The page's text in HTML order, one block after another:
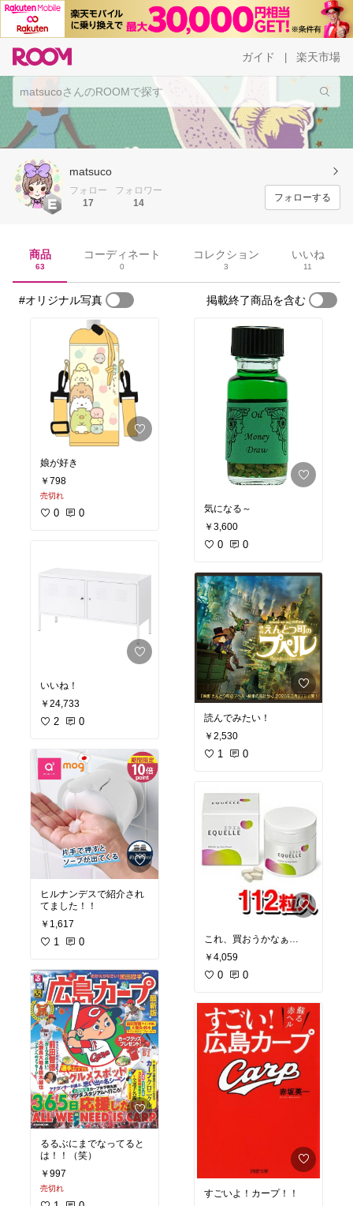
ガイド 楽天市場
matsuco
フォロー
17
フォロワー
14
フォローする
商品
63
コーディネート
0
コレクション
3
いいね
11
#オリジナル写真 掲載終了商品を含む
娘が好き
￥798
売切れ
0 0
いいね！
￥24,733
2 0
ヒルナンデスで紹介され
てました！！
￥1,617
1 0
るるぶにまでなってると
は！！（笑）
￥997
売切れ
気になる～
￥3,600
0 0
読んでみたい！
￥2,530
1 0
これ、買おうかなぁ…
￥4,059
0 0
すごいよ！カープ！！